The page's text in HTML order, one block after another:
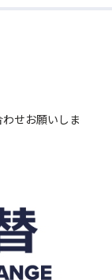
せお願いしま